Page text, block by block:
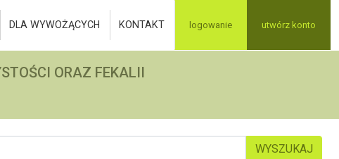
DLA WYWOŻĄCYCH KONTAKT logowanie utwórz konto
ORAZ FEKALII
WYSZUKAJ